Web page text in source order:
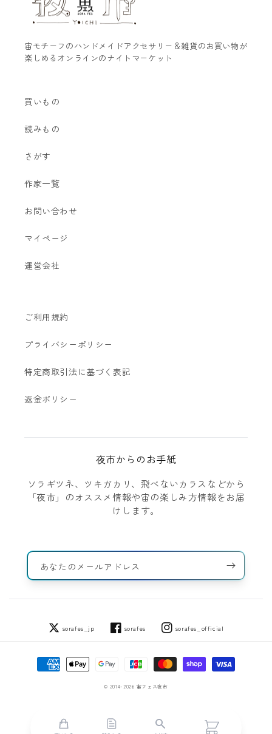
宙モチーフのハンドメイドアクセサリー＆雑貨のお買い物が
楽しめるオンラインのナイトマーケット
買いもの
読みもの
さがす
作家一覧
お問い合わせ
マイページ
運営会社
ご利用規約
プライバシーポリシー
特定商取引法に基づく表記
返金ポリシー
夜市からのお手紙
ソラギツネ、ツキガカリ、飛べないカラスなどから
「夜市」のオススメ情報や宙の楽しみ方情報をお届
けします。
あなたのメールアドレス
Twitter
sorafes_jp Facebook
sorafes Instagram
sorafes_official
決
済
© 2014-2026 宙フェス夜市
ー